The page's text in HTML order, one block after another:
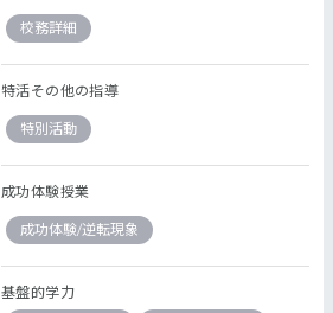
校務詳細
特活その他の指導
特別活動
成功体験授業
成功体験/逆転現象
基盤的学力